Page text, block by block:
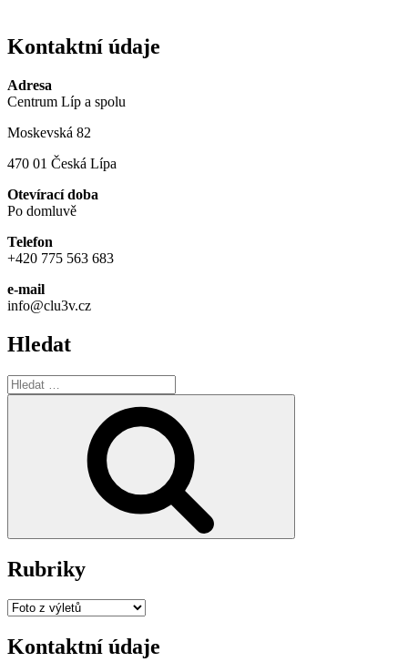
Kontaktní údaje
Adresa
Centrum Líp a spolu
Moskevská 82
470 01 Česká Lípa
Otevírací doba
Po domluvě
Telefon
+420 775 563 683
e-mail
info@clu3v.cz
Hledat
Hledat:
Rubriky
Rubriky
Kontaktní údaje